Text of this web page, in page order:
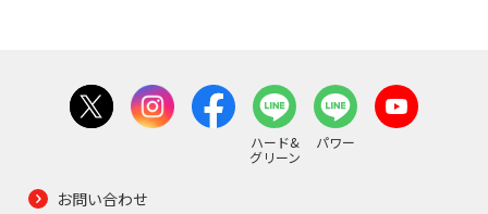
ハード&
グリーン
パワー
お問い合わせ